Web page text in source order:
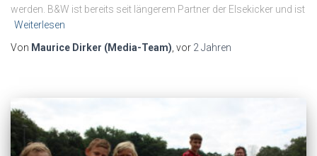
werden. B&W ist bereits seit längerem Partner der Elsekicker und ist
Weiterlesen
Von Maurice Dirker (Media-Team) , vor 2 Jahren